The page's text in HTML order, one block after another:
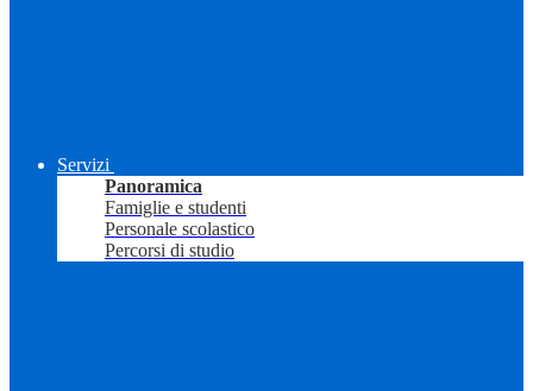
Servizi
Panoramica
Famiglie e studenti
Personale scolastico
Percorsi di studio